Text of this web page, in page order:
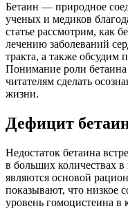
Бетаин — природное
ученых и медиков
статье рассмотрим, как
лечению заболеваний
тракта, а также обсудим
Понимание роли
читателям сделать
жизни.
Дефицит
Недостаток бетаина
в больших количествах
являются основой
показывают, что низкое
уровень гомоцистеина в